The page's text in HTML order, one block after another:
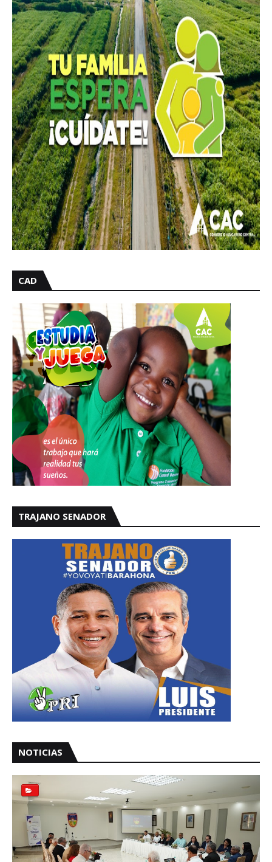
CAD
TRAJANO SENADOR
NOTICIAS